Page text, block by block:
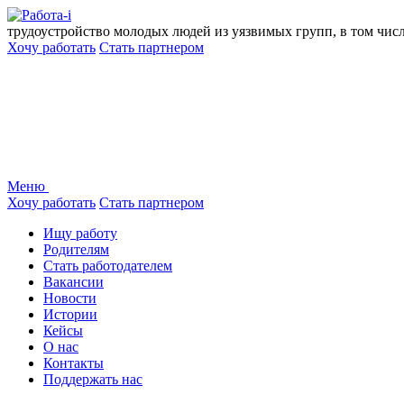
Перейти
к
содержанию
трудоустройство молодых людей из уязвимых групп, в том
Хочу работать Стать партнером
Меню
Хочу работать Стать партнером
Ищу работу
Родителям
Стать работодателем
Вакансии
Новости
Истории
Кейсы
О нас
Контакты
Поддержать нас